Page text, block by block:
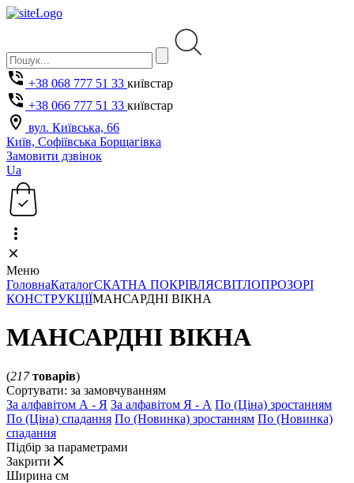
+38 068 777 51 33 київстар
+38 066 777 51 33 київстар
вул. Київська, 66
Київ, Софіївська Борщагівка
Замовити дзвінок
Ua
Меню
ГоловнаКаталогСКАТНА ПОКРІВЛЯСВІТЛОПРОЗОРІ
КОНСТРУКЦІЇМАНСАРДНІ ВІКНА
МАНСАРДНІ ВІКНА
(217 товарів)
Сортувати: за замовчуванням
За алфавітом А - Я За алфавітом Я - А По (Ціна) зростанням
По (Ціна) спадання По (Новинка) зростанням По (Новинка)
спадання
Підбір за параметрами
Закрити
Ширина см